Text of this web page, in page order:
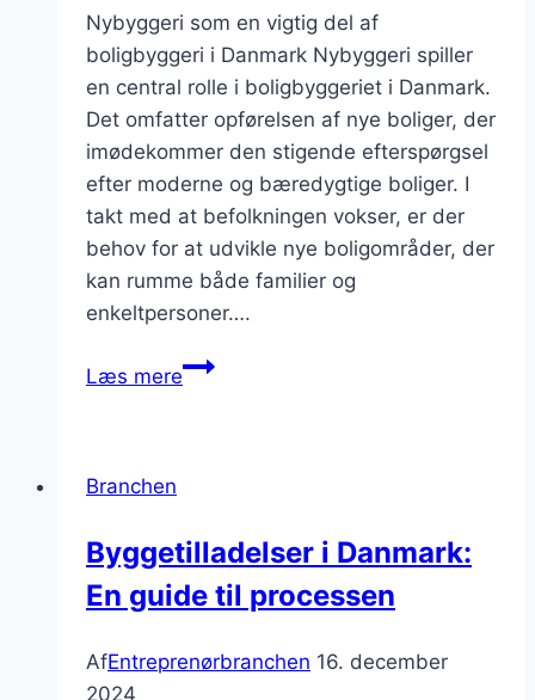
Nybyggeri som en vigtig del af
boligbyggeri i Danmark Nybyggeri spiller
en central rolle i boligbyggeriet i Danmark.
Det omfatter opførelsen af nye boliger, der
imødekommer den stigende efterspørgsel
efter moderne og bæredygtige boliger. I
takt med at befolkningen vokser, er der
behov for at udvikle nye boligområder, der
kan rumme både familier og
enkeltpersoner….
Læs merenybyggeri
Branchen
Byggetilladelser i Danmark:
En guide til processen
AfEntreprenørbranchen 16. december
2024